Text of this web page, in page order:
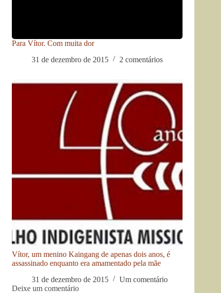
Para Vítor. Com muita dor
31 de dezembro de 2015
2 comentários
Vítor, um menino Kaingang de apenas dois anos, é
assassinado enquanto era amamentado pela mãe
31 de dezembro de 2015
Um comentário
Deixe um comentário